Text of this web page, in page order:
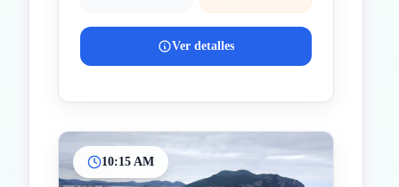
Ver detalles
10:15 AM